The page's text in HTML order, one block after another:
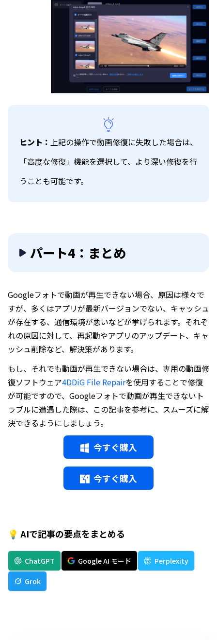
ヒント： 上記の操作で動画修復に失敗した場合は、
「高度な修復」機能を選択して、より深い修復を行
うことも可能です。
パート4：まとめ
Googleフォトで動画が再生できない場合、原因は様々で
すが、多くはアプリが最新バージョンでない、キャッシュ
が存在する、通信環境が悪いなどが挙げられます。それぞ
れの原因に対して、再起動やアプリのアップデート、キャ
ッシュ削除など、解決策があります。
もし、それでも動画が再生できない場合は、専用の動画修
復ソフトウェア4DDiG File Repairを使用することで修復
が可能ですので、Googleフォトで動画が再生できないト
ラブルに遭遇した際は、この記事を参考に、スムーズに解
決できるようにしましょう。
今すぐ購入
今すぐ購入
💡 AIで記事の要点をまとめる
ChatGPT Google AI モード Perplexity
Grok